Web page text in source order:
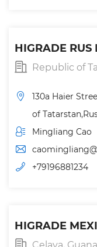
HIGRADE RUS
Republic of
130a Haier
of
Mingliang Cao
+79196881234
HIGRADE
Celaya,